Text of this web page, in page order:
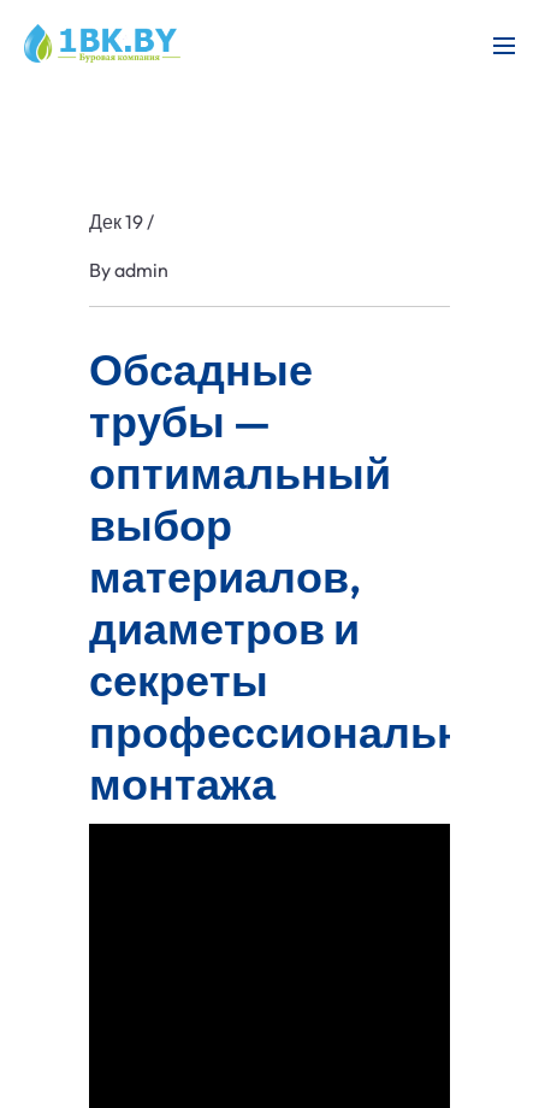
Дек 19/
Byadmin
Обсадные
трубы —
оптимальный
выбор
материалов,
диаметров и
секреты
профессионального
монтажа